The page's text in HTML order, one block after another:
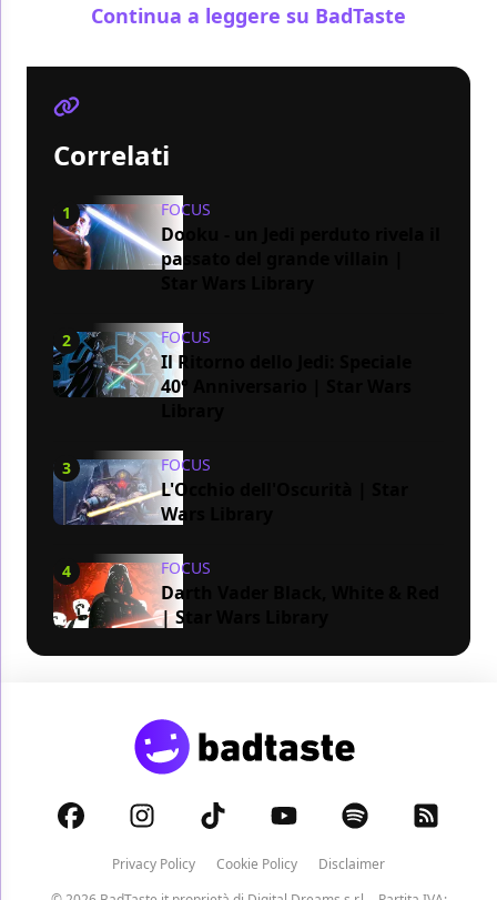
Continua a leggere su BadTaste
Correlati
1 FOCUS
Dooku - un Jedi perduto rivela il
passato del grande villain |
2 FOCUS
Il Ritorno dello Jedi: Speciale
40° Anniversario | Star Wars
3 FOCUS
L'Occhio dell'Oscurità | Star
Wars Library
4 FOCUS
Darth Vader Black, White & Red
| Star Wars Library
Privacy Policy Cookie Policy
Disclaimer